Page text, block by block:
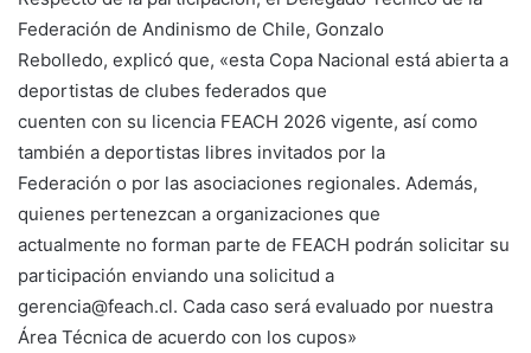
Federación de Andinismo de Chile, Gonzalo
Rebolledo, explicó que, «esta Copa Nacional está abierta a
deportistas de clubes federados que
cuenten con su licencia FEACH 2026 vigente, así como
también a deportistas libres invitados por la
Federación o por las asociaciones regionales. Además,
quienes pertenezcan a organizaciones que
actualmente no forman parte de FEACH podrán solicitar su
participación enviando una solicitud a
gerencia@feach.cl. Cada caso será evaluado por nuestra
Área Técnica de acuerdo con los cupos»